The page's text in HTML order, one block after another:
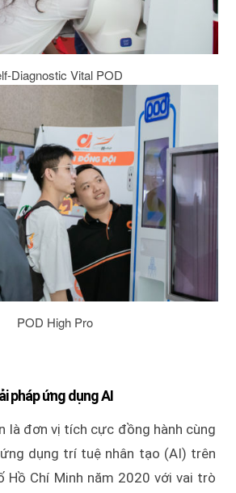
Diagnostic Vital POD
POD High Pro
pháp ứng dụng AI
là đơn vị tích cực đồng hành cùng
dụng trí tuệ nhân tạo (AI) trên
Hồ Chí Minh năm 2020 với vai trò